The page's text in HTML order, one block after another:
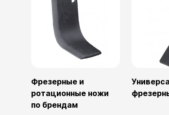
Фрезерные и
ротационные ножи
по брендам